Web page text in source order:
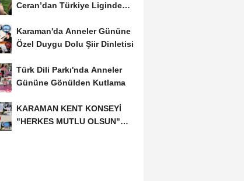
Ceran’dan Türkiye Liginde
Karaman'da Anneler Gününe
Özel Duygu Dolu Şiir Dinletisi
Türk Dili Parkı'nda Anneler
Gününe Gönülden Kutlama
KARAMAN KENT KONSEYİ
"HERKES MUTLU OLSUN"